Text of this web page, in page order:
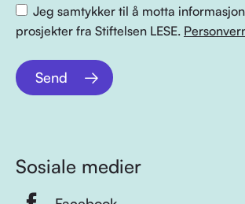
Jeg samtykker til å motta
prosjekter fra Stiftelsen LESE.
Send
Sosiale medier